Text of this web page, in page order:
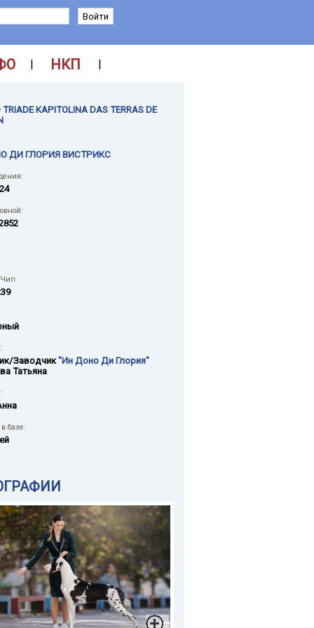
| НКП |
TRIADE KAPITOLINA DAS TERRAS DE
ДИ ГЛОРИЯ ВИСТРИКС
Заводчик"Ин Доно Ди Глория"
Татьяна
базе: